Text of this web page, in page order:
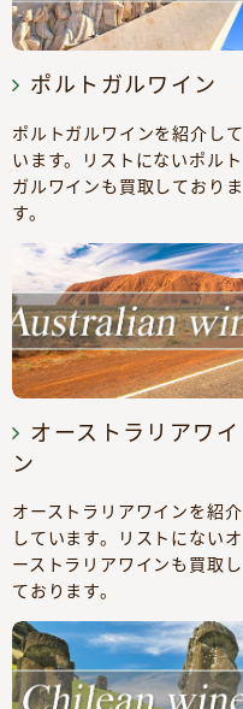
ポルトガルワイン
ポルトガルワインを紹介して
います。リストにないポルト
ガルワインも買取しておりま
す。
オーストラリアワイ
ン
オーストラリアワインを紹介
しています。リストにないオ
ーストラリアワインも買取し
ております。